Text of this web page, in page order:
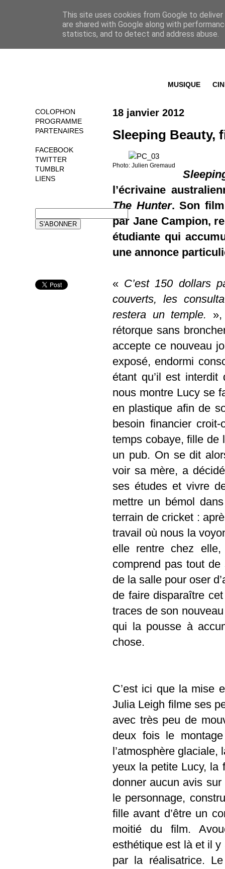
MUSIQUE
18 janvier 2012
Sleeping Beauty,
Photo: Julien Gremaud
l’écrivaine
The Hunter. Son
par Jane Campion,
étudiante qui
une annonce
« C’est 150 dollars
couverts, les
restera un temple.
rétorque sans
accepte ce nouveau
exposé, endormi
étant qu’il est
nous montre Lucy se
en plastique afin de
besoin financier
temps cobaye, fille de
un pub. On se dit
voir sa mère, a
ses études et vivre
mettre un bémol
terrain de cricket :
travail où nous la
elle rentre chez
comprend pas tout
de la salle pour oser
de faire disparaître
traces de son
qui la pousse à
chose.
C’est ici que la mise
Julia Leigh filme ses
avec très peu de
deux fois le
l’atmosphère
yeux la petite Lucy, la
donner aucun avis
le personnage,
fille avant d’être un
moitié du film.
esthétique est là et il y
par la réalisatrice.
COLOPHON
PROGRAMME
PARTENAIRES
FACEBOOK
TWITTER
TUMBLR
LIENS
This site uses cookies from Google to
are shared with Google along with
statistics, and to detect and address abuse.